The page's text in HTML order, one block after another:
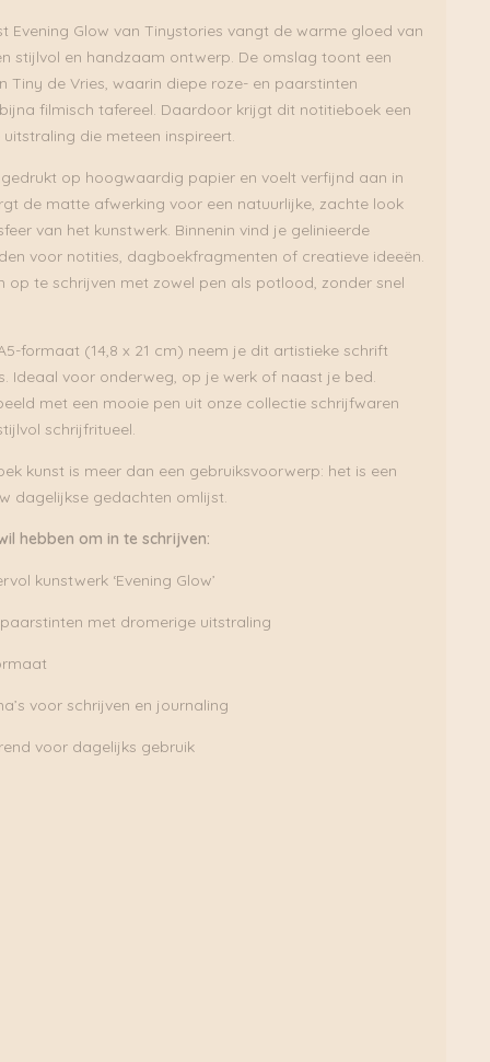
Evening Glow van Tinystories vangt de warme gloed van
stijlvol en handzaam ontwerp. De omslag toont een
Tiny de Vries, waarin diepe roze- en paarstinten
filmisch tafereel. Daardoor krijgt dit notitieboek een
die meteen inspireert.
op hoogwaardig papier en voelt verfijnd aan in
de matte afwerking voor een natuurlijke, zachte look
van het kunstwerk. Binnenin vind je gelinieerde
voor notities, dagboekfragmenten of creatieve ideeën.
op te schrijven met zowel pen als potlood, zonder snel
formaat (14,8 x 21 cm) neem je dit artistieke schrift
Ideaal voor onderweg, op je werk of naast je bed.
met een mooie pen uit onze collectie schrijfwaren
schrijfritueel.
kunst is meer dan een gebruiksvoorwerp: het is een
dagelijkse gedachten omlijst.
hebben om in te schrijven:
kunstwerk ‘Evening Glow’
met dromerige uitstraling
voor schrijven en journaling
voor dagelijks gebruik